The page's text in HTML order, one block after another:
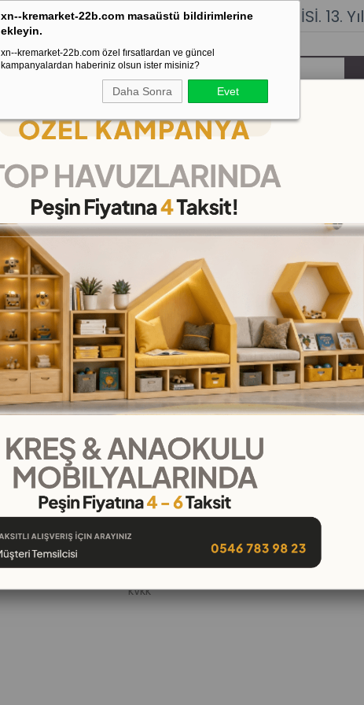
xn--kremarket-22b.com masaüstü bildirimlerine
ekleyin.
xn--kremarket-22b.com özel fırsatlardan ve güncel
kampanyalardan haberiniz olsun ister misiniz?
Daha Sonra Evet
Stoktan Gönderim.% 100İADEGARANTİSİ. 13. Yıl
Kaydırak Salıncak Tahterevalli Çok Satanlar
KURUMSAL
Hakkımızda
İletişim
Banka Hesap Numaraları
Gizlilik ve Güvenlik
Garanti ve İade
KVKK